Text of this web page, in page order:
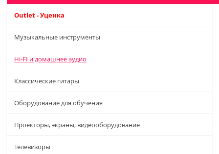
Outlet - Уценка
Музыкальные инструменты
Hi-FI и домашнее аудио
Классические гитары
Оборудование для обучения
Проекторы, экраны, видеооборудование
Телевизоры